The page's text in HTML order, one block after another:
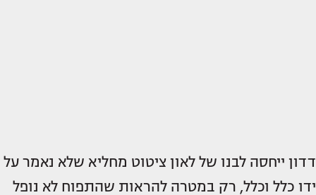
דדון ייחסה לבנו של לאון ציטוט מחליא שלא נאמר על
ידו כלל וכלל, רק במטרה להראות שהתפוח לא נופל